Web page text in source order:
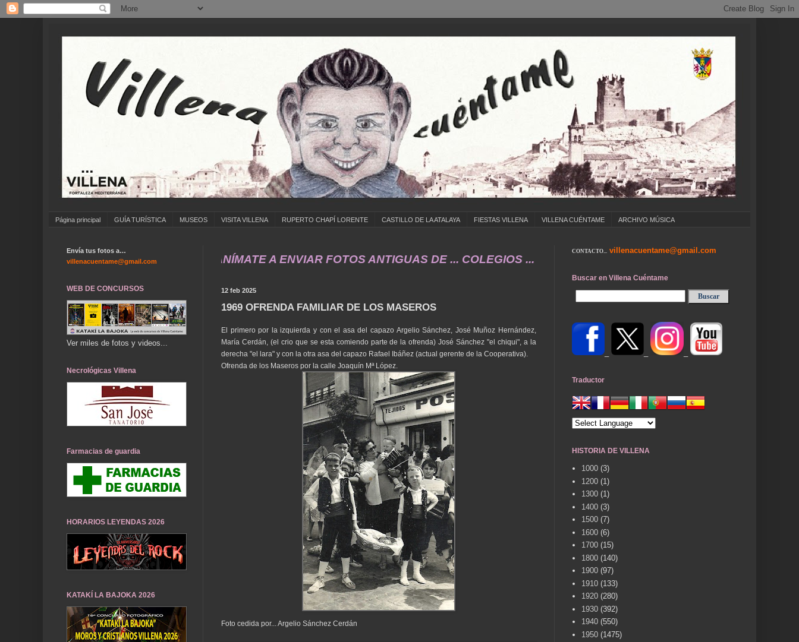
Página principal GUÍA TURÍSTICA MUSEOS VISITA VILLENA RUPERTO CHAPÍ LORENTE CASTILLO DE LA ATALAYA FIESTAS VILLENA VILLENA CUÉNTAME ARCHIVO MÚSICA
... ANÍMATE A ENVIAR FOTOS ANTIGUAS DE ... COLEGIOS ... CUMPLEAÑOS ... CARNAVAL ... FERIA DE
12 feb 2025
1969 OFRENDA FAMILIAR DE LOS MASEROS
El primero por la izquierda y con el asa del capazo Argelio Sánchez, José Muñoz Hernández,
María Cerdán, (el crio que se esta comiendo parte de la ofrenda) José Sánchez "el chiqui", a la
derecha "el lara" y con la otra asa del capazo Rafael Ibáñez (actual gerente de la Cooperativa).
Ofrenda de los Maseros por la calle Joaquín Mª López.
Foto cedida por... Argelio Sánchez Cerdán
Envía tus fotos a…
villenacuentame@gmail.com
WEB DE CONCURSOS
Ver miles de fotos y videos...
Necrológicas Villena
Farmacias de guardia
HORARIOS LEYENDAS 2026
KATAKÍ LA BAJOKA 2026
CONTACTO... villenacuentame@gmail.com
Buscar en Villena Cuéntame
Traductor
HISTORIA DE VILLENA
1000 (3)
1200 (1)
1300 (1)
1400 (3)
1500 (7)
1600 (6)
1700 (15)
1800 (140)
1900 (97)
1910 (133)
1920 (280)
1930 (392)
1940 (550)
1950 (1475)